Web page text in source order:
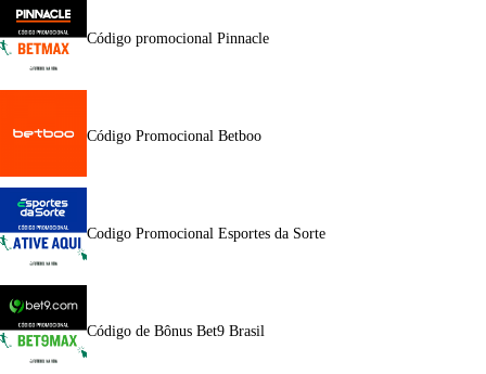
Código promocional Pinnacle
Código Promocional Betboo
Codigo Promocional Esportes da Sorte
Código de Bônus Bet9 Brasil